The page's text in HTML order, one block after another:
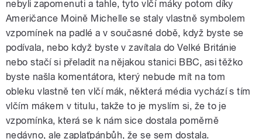
nebyli zapomenuti a tahle, tyto vlčí máky potom díky
Američance Moině Michelle se staly vlastně symbolem
vzpomínek na padlé a v současné době, když byste se
podívala, nebo když byste v zavítala do Velké Británie
nebo stačí si přeladit na nějakou stanici BBC, asi těžko
byste našla komentátora, který nebude mít na tom
obleku vlastně ten vlčí mák, některá média vychází s tím
vlčím mákem v titulu, takže to je myslím si, že to je
vzpomínka, která se k nám sice dostala poměrně
nedávno, ale zaplaťpánbůh, že se sem dostala.